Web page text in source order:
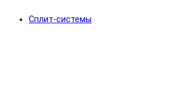
Сплит-системы